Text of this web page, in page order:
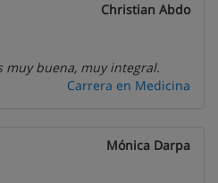
Christian Abdo
muy buena, muy integral.
Carrera en Medicina
Mónica Darpa